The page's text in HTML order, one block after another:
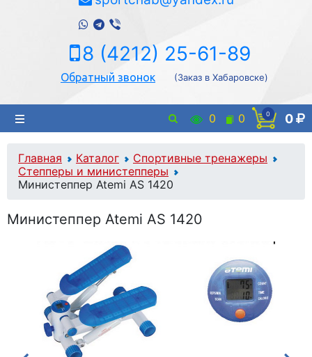
8 (4212) 25-61-89
Обратный звонок (Заказ в Хабаровске)
0 0 0 0
Главная Каталог
Спортивные тренажеры
Степперы и министепперы
Министеппер Atemi AS 1420
Министеппер Atemi AS 1420